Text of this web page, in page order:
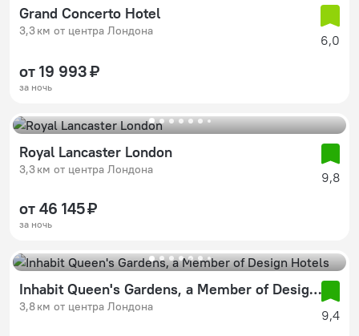
Grand Concerto Hotel
3,3 км от центра Лондона
6,0
от 19 993 ₽
за ночь
Royal Lancaster London
3,3 км от центра Лондона
9,8
от 46 145 ₽
за ночь
Inhabit Queen's Gardens, a Member of Design Hotels
3,8 км от центра Лондона
9,4